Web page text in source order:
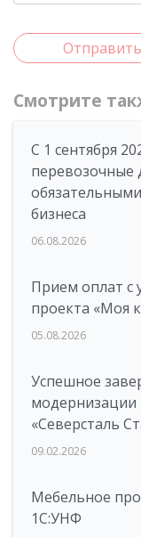
Отправить
Смотрите
С 1 сентября
перевозочные
бизнеса
06.08.2026
Прием оплат с
проекта «Моя
05.08.2026
Успешное
«Северсталь
09.02.2026
Мебельное
1С:УНФ